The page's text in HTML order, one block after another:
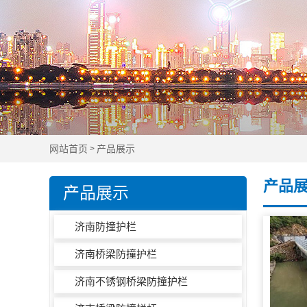
网站首页 > 产品展示
产品展示
济南防撞护栏
济南桥梁防撞护栏
济南不锈钢桥梁防撞护栏
产品